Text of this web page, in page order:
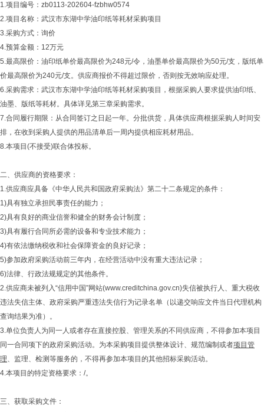
1.项目编号：zb0113-202604-fzbhw0574
2.项目名称：武汉市东湖中学油印纸等耗材采购项目
3.采购方式：询价
4.预算金额：12万元
5.最高限价：油印纸单价最高限价为248元/令，油墨单价最高限价为50元/支，版纸单
价最高限价为240元/支。供应商报价不得超过限价，否则按无效响应处理。
6.采购需求：武汉市东湖中学油印纸等耗材采购项目，根据采购人要求提供油印纸、
油墨、版纸等耗材。具体详见第三章采购需求。
7.合同履行期限：从合同签订之日起一年。分批供货，具体供应商根据采购人时间安
排，在收到采购人提供的用品清单后一周内提供相应耗材用品。
8.本项目(不接受)联合体投标。
二、供应商的资格要求：
1.供应商应具备《中华人民共和国政府采购法》第二十二条规定的条件：
1)具有独立承担民事责任的能力；
2)具有良好的商业信誉和健全的财务会计制度；
3)具有履行合同所必需的设备和专业技术能力；
4)有依法缴纳税收和社会保障资金的良好记录；
5)参加政府采购活动前三年内，在经营活动中没有重大违法记录；
6)法律、行政法规规定的其他条件。
2.供应商未被列入“信用中国”网站(www.creditchina.gov.cn)失信被执行人、重大税收
违法失信主体、政府采购严重违法失信行为记录名单（以递交响应文件当日代理机构
查询结果为准）。
3.单位负责人为同一人或者存在直接控股、管理关系的不同供应商，不得参加本项目
同一合同项下的政府采购活动。为本采购项目提供整体设计、规范编制或者项目管
理、监理、检测等服务的，不得再参加本项目的其他招标采购活动。
4.本项目的特定资格要求：/。
三、获取采购文件：